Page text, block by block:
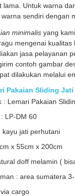
lama. Untuk warna
sendiri dengan
minimalis yang
mengenai
jasa pelayanan
contoh gambar
dilakukan melalui
Pakaian Sliding Jati
: Lemari Pakaian
LP-DM 60
kayu jati perhutani
x 55cm x 200cm
doff melamin (
: area sumatera
cargo